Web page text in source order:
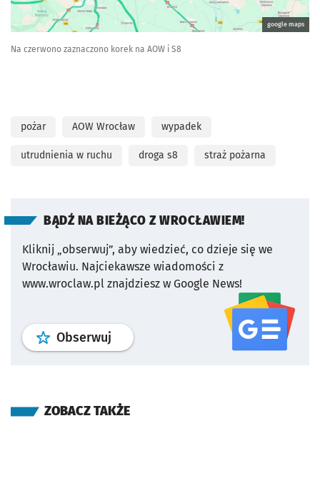
google maps
Na czerwono zaznaczono korek na AOW i S8
pożar AOW Wrocław wypadek
utrudnienia w ruchu droga s8 straż pożarna
BĄDŹ NA BIEŻĄCO Z WROCŁAWIEM!
Kliknij „obserwuj”, aby wiedzieć, co dzieje się we
Wrocławiu. Najciekawsze wiadomości z
www.wroclaw.pl znajdziesz w Google News!
Obserwuj profil serwisu
ZOBACZ TAKŻE